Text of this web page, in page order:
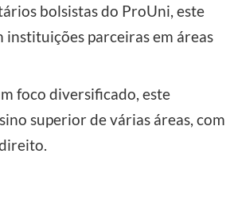
bolsistas do ProUni, este
instituições parceiras em áreas
foco diversificado, este
superior de várias áreas, com